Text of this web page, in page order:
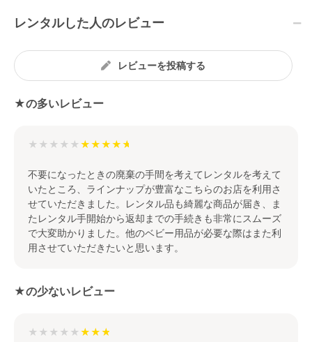
レンタルした人のレビュー
レビューを投稿する
★の多いレビュー
★★★★★
不要になったときの廃棄の手間を考えてレンタルを考えて
いたところ、ラインナップが豊富なこちらのお店を利用さ
せていただきました。レンタル品も綺麗な商品が届き、ま
たレンタル手開始から返却までの手続きも非常にスムーズ
で大変助かりました。他のベビー用品が必要な際はまた利
用させていただきたいと思います。
★の少ないレビュー
★★★★★